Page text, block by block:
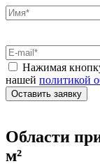
Нажимая
нашей политикой
Оставить заявку
Области
м²